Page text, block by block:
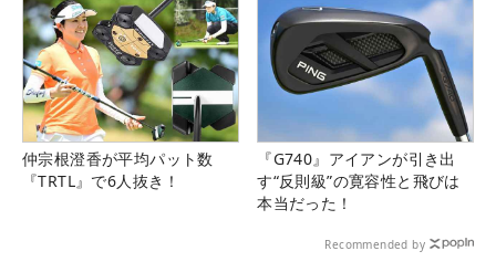
仲宗根澄香が平均パット数
『TRTL』で6人抜き！
『G740』アイアンが引き出
す“反則級”の寛容性と飛びは
本当だった！
Recommended by